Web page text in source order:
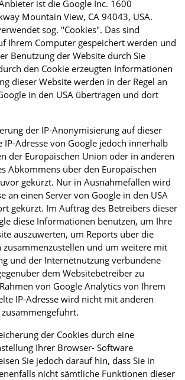
ist die Google Inc. 1600
Mountain View, CA 94043, USA.
sog. "Cookies". Das sind
Ihrem Computer gespeichert werden und
Benutzung der Website durch Sie
den Cookie erzeugten Informationen
dieser Website werden in der Regel an
in den USA übertragen und dort
der IP-Anonymisierung auf dieser
IP-Adresse von Google jedoch innerhalb
der Europäischen Union oder in anderen
Abkommens über den Europäischen
gekürzt. Nur in Ausnahmefällen wird
an einen Server von Google in den USA
gekürzt. Im Auftrag des Betreibers dieser
diese Informationen benutzen, um Ihre
auszuwerten, um Reports über die
zusammenzustellen und um weitere mit
und der Internetnutzung verbundene
dem Websitebetreiber zu
von Google Analytics von Ihrem
IP-Adresse wird nicht mit anderen
der Cookies durch eine
Ihrer Browser- Software
Sie jedoch darauf hin, dass Sie in
nicht sämtliche Funktionen dieser